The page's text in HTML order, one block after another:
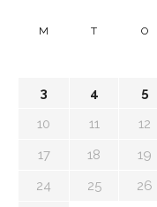
M T O
3
4 5
10
11 12
17
18 19
24
25 26